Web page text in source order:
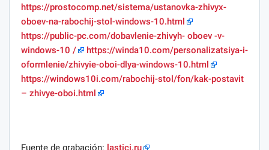
https://prostocomp.net/sistema/ustanovka-zhivyx-
oboev-na-rabochij-stol-windows-10.html
https://public-pc.com/dobavlenie-zhivyh- oboev -v-
windows-10 /
https://winda10.com/personalizatsiya-i-
oformlenie/zhivyie-oboi-dlya-windows-10.html
https://windows10i.com/rabochij-stol/fon/kak-postavit
– zhivye-oboi.html
Fuente de grabación: lastici.ru